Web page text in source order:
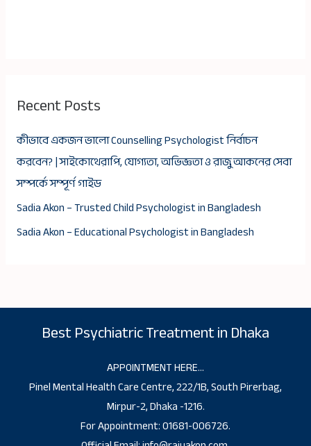
Recent Posts
কীভাবে একজন ভালো Counselling Psychologist নির্বাচন
করবেন? | সাইকোথেরাপি, যোগ্যতা, অভিজ্ঞতা ও রাজু আকনের সেবা
সম্পর্কে সম্পূর্ণ গাইড
Sadia Akon – Trusted Child Psychologist in Bangladesh
Sadia Akon – Educational Psychologist in Bangladesh
Best Psychiatric Treatment in Dhaka
APPOINTMENT HERE…
Pinel Mental Health Care Centre, 222/1B, South Pirerbag,
Mirpur-2, Dhaka -1216.
For Appointment: 01681-006726.